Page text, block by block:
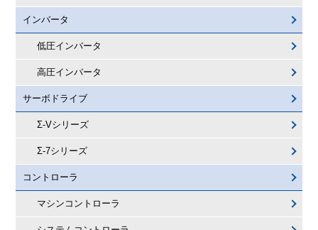
インバータ
低圧インバータ
高圧インバータ
サーボドライブ
Σ-Vシリーズ
Σ-7シリーズ
コントローラ
マシンコントローラ